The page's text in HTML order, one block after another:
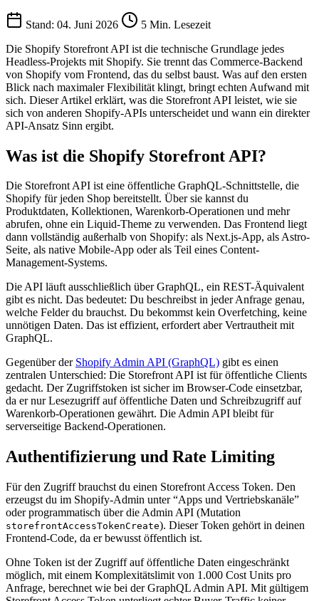
Stand: 04. Juni 2026
5 Min. Lesezeit
Die Shopify Storefront API ist die technische Grundlage jedes
Headless-Projekts mit Shopify. Sie trennt das Commerce-Backend
von Shopify vom Frontend, das du selbst baust. Was auf den ersten
Blick nach maximaler Flexibilität klingt, bringt echten Aufwand mit
sich. Dieser Artikel erklärt, was die Storefront API leistet, wie sie
sich von anderen Shopify-APIs unterscheidet und wann ein direkter
API-Ansatz Sinn ergibt.
Was ist die Shopify Storefront API?
Die Storefront API ist eine öffentliche GraphQL-Schnittstelle, die
Shopify für jeden Shop bereitstellt. Über sie kannst du
Produktdaten, Kollektionen, Warenkorb-Operationen und mehr
abrufen, ohne ein Liquid-Theme zu verwenden. Das Frontend liegt
dann vollständig außerhalb von Shopify: als Next.js-App, als Astro-
Seite, als native Mobile-App oder als Teil eines Content-
Management-Systems.
Die API läuft ausschließlich über GraphQL, ein REST-Äquivalent
gibt es nicht. Das bedeutet: Du beschreibst in jeder Anfrage genau,
welche Felder du brauchst. Du bekommst kein Overfetching, keine
unnötigen Daten. Das ist effizient, erfordert aber Vertrautheit mit
GraphQL.
Gegenüber der Shopify Admin API (GraphQL) gibt es einen
zentralen Unterschied: Die Storefront API ist für öffentliche Clients
gedacht. Der Zugriffstoken ist sicher im Browser-Code einsetzbar,
da er nur Lesezugriff auf öffentliche Daten und Schreibzugriff auf
Warenkorb-Operationen gewährt. Die Admin API bleibt für
serverseitige Backend-Operationen.
Authentifizierung und Rate Limiting
Für den Zugriff brauchst du einen Storefront Access Token. Den
erzeugst du im Shopify-Admin unter “Apps und Vertriebskanäle”
oder programmatisch über die Admin API (Mutation
storefrontAccessTokenCreate). Dieser Token gehört in deinen
Frontend-Code, da er bewusst öffentlich ist.
Ohne Token ist der Zugriff auf öffentliche Daten eingeschränkt
möglich, mit einem Komplexitätslimit von 1.000 Cost Units pro
Anfrage, berechnet wie bei der GraphQL Admin API. Mit gültigem